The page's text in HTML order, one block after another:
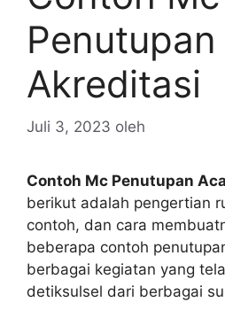
Akreditasi
Juli 3, 2023 oleh
Contoh Mc Penutupan
berikut adalah pengertian
contoh, dan cara
beberapa contoh
berbagai kegiatan yang
detiksulsel dari berbagai